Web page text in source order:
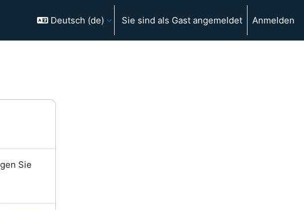
Deutsch ‎(de)‎ Sie sind als Gast angemeldet Anmelden
Sie